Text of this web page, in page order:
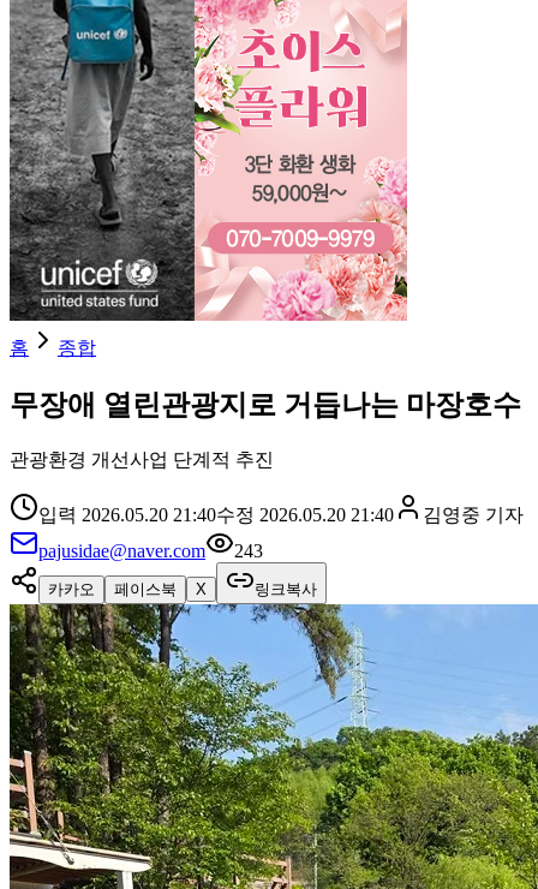
홈 종합
무장애 열린관광지로 거듭나는 마장호수
관광환경 개선사업 단계적 추진
입력 2026.05.20 21:40수정 2026.05.20 21:40 김영중 기자
pajusidae@naver.com
243
카카오 페이스북 X 링크복사